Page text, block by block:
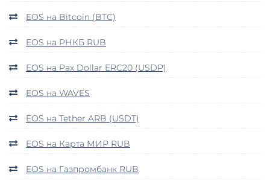
EOS на Bitcoin (BTC)
EOS на РНКБ RUB
EOS на Pax Dollar ERC20 (USDP)
EOS на WAVES
EOS на Tether ARB (USDT)
EOS на Карта МИР RUB
EOS на Газпромбанк RUB